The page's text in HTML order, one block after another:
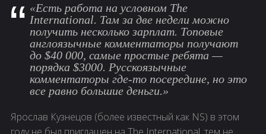
«Есть работа на условном The
International. Там за две недели можно
получить несколько зарплат. Топовые
англоязычные комментаторы получают
до $40 000, самые простые ребята —
порядка $3000. Русскоязычные
комментаторы где-то посередине, но это
все равно большие деньги.»
Ярослав Кузнецов (более известный как NS) в этом